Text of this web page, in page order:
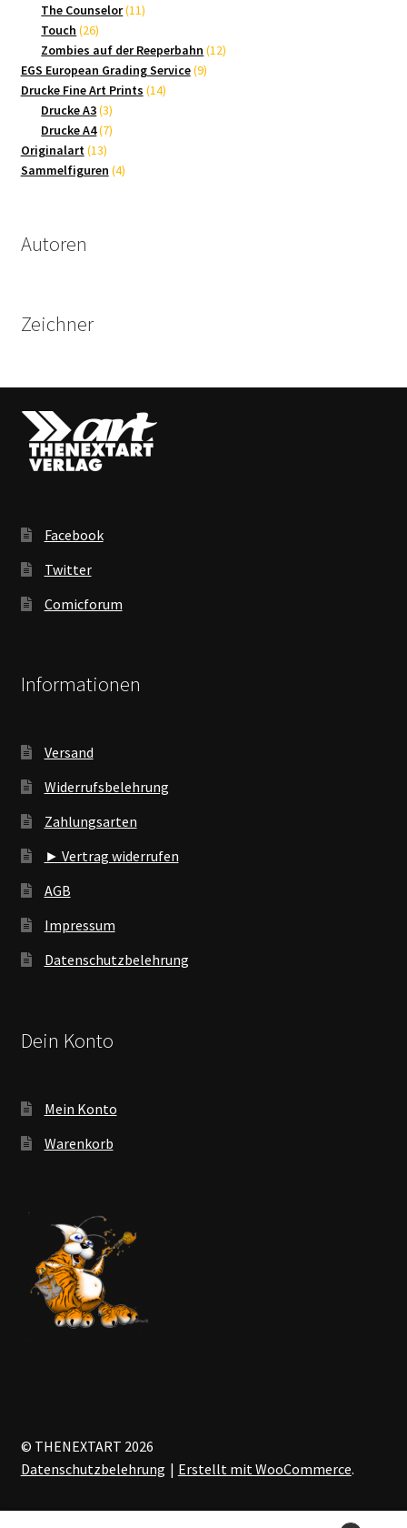
Produkte
The Counselor 1111
Touch 2626
Produkte
Zombies auf der Reeperbahn 1212
EGS European Grading Service 99
Drucke Fine Art Prints 1414
Drucke A3 33
Produkte
Drucke A4 77
Originalart 1313
Produkte
Sammelfiguren 44
Autoren
Zeichner
Facebook
Twitter
Comicforum
Informationen
Versand
Widerrufsbelehrung
Zahlungsarten
► Vertrag widerrufen
AGB
Impressum
Datenschutzbelehrung
Dein Konto
Mein Konto
Warenkorb
© THENEXTART 2026
Datenschutzbelehrung
Erstellt mit WooCommerce.